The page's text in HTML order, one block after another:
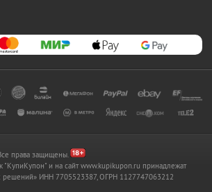
права защищены.
"КупиКупон" и на сайт www.kupikupon.ru принадлежат
решений» ИНН 7705523387, ОГРН 1127747063212